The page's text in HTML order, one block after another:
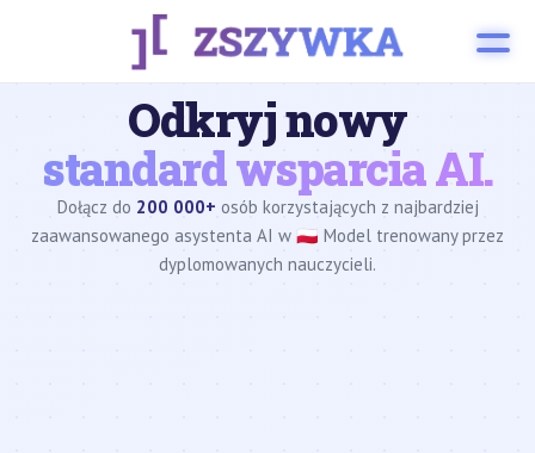
Odkryj nowy
standard wsparcia AI.
Dołącz do 200 000+ osób korzystających z najbardziej
zaawansowanego asystenta AI w 🇵🇱 Model trenowany przez
dyplomowanych nauczycieli.